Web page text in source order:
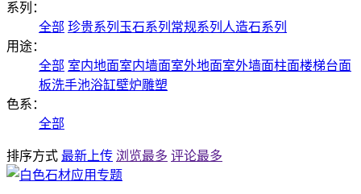
系列：
全部 珍贵系列 玉石系列 常规系列 人造石系列
用途：
全部 室内地面室内墙面室外地面室外墙面柱面楼梯台面
板洗手池浴缸壁炉雕塑
色系：
全部
排序方式 最新上传 浏览最多 评论最多